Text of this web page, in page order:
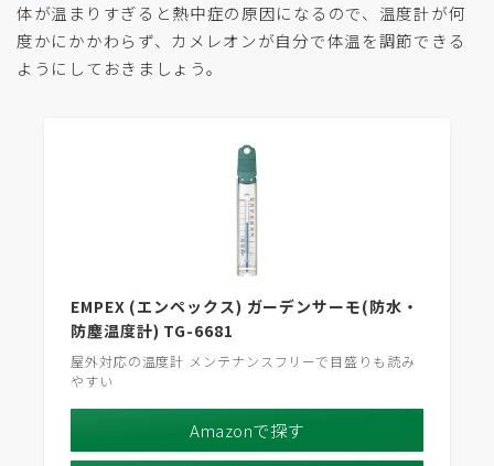
体が温まりすぎると熱中症の原因になるので、温度計が何
度かにかかわらず、カメレオンが自分で体温を調節できる
ようにしておきましょう。
EMPEX (エンペックス) ガーデンサーモ(防水・
防塵温度計) TG-6681
屋外対応の温度計 メンテナンスフリーで目盛りも読み
やすい
Amazonで探す